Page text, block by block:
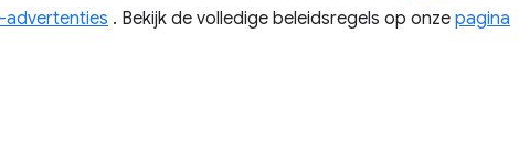
advertenties . Bekijk de volledige beleidsregels op onze pagina